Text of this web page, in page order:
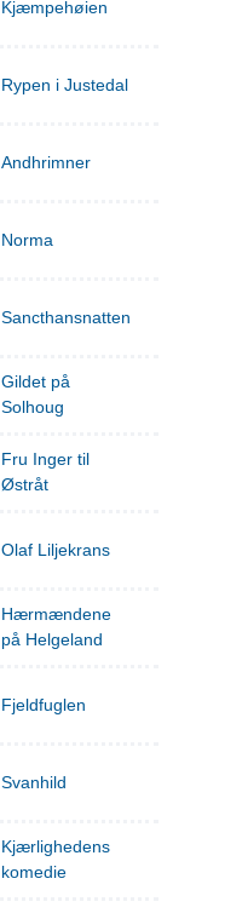
Kjæmpehøien
Rypen i Justedal
Andhrimner
Norma
Sancthansnatten
Gildet på
Solhoug
Fru Inger til
Østråt
Olaf Liljekrans
Hærmændene
på Helgeland
Fjeldfuglen
Svanhild
Kjærlighedens
komedie